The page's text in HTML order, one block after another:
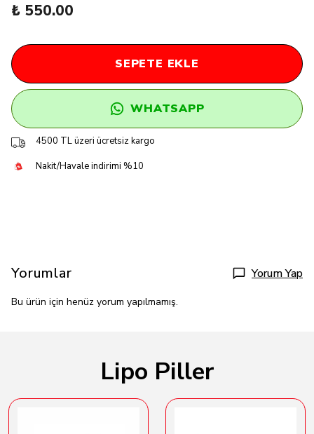
₺ 550.00
SEPETE EKLE
WHATSAPP
4500 TL üzeri ücretsiz kargo
Nakit/Havale indirimi %10
Yorumlar Yorum Yap
Bu ürün için henüz yorum yapılmamış.
Lipo Piller